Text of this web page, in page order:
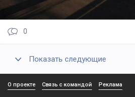
0
Показать следующие
О проекте Связь с командой Реклама